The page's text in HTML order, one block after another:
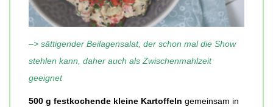
–> sättigender Beilagensalat, der schon mal die Show
stehlen kann, daher auch als Zwischenmahlzeit
geeignet
500 g festkochende kleine Kartoffeln gemeinsam in